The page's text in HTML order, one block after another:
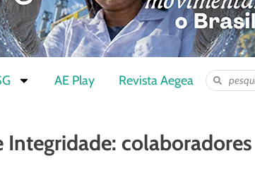
AE Play Revista Aegea